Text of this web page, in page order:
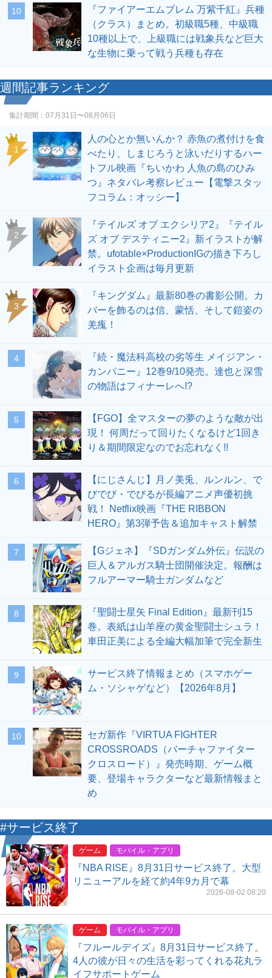
10
『ファイアーエムブレム 万紫千紅』兵種
（クラス）まとめ。初級職5種、中級職
10種以上で、上級職には戦象兵など巨大
な生物に乗って戦う兵種も存在
週間記事ランキング
集計期間： 07月31日〜08月06日
1
人の心とか無いんか？ 赤魚の煮付けを食
べたり、しまじろうと泳いだりするハー
トフル映画『ちいかわ 人魚の島のひみ
つ』ネタバレ考察レビュー【電撃スタッ
フコラム：オッシー】
2
『テイルズ オブ エクシリア2』『テイル
ズ オブ デスティニー2』新イラストが解
禁。ufotable×ProductionIGの描き下ろし
イラスト企画は毎月更新
3
『キングダム』最新80巻の書影公開。カ
バーを飾るのは信、蒙恬、そして鎧姿の
羌瘣！
4
『続・魔法科高校の劣等生 メイジアン・
カンパニー』12巻9/10発売。達也と深雪
の物語はフィナーレへ!?
5
【FGO】全マスターの夢のような敵が出
現！ 何周だって回りたくなるけど1回き
り＆期間限定なのでお忘れなく!!
6
【にじさんじ】月ノ美兎、ルンルン、で
びでび・でびるが長編アニメ声優初挑
戦！ Netflix映画『THE RIBBON
HERO』第3弾予告＆追加キャスト解禁
7
【Gジェネ】『SDガンダム外伝』伝説の
巨人＆アルガス騎士団開催決定。報酬は
フルアーマー騎士ガンダムなど
8
『聖闘士星矢 Final Edition』最新刊15
巻。表紙は山羊座の黄金聖闘士シュラ！
車田正美による全編大幅加筆で完全新生
9
サービス終了情報まとめ（スマホゲー
ム・ソシャゲなど）【2026年8月】
10
セガ新作『VIRTUA FIGHTER
CROSSROADS（バーチャファイター
クロスロード）』発売時期、ゲーム概
要、登場キャラクターなど最新情報まと
め
#サービス終了
ゲーム モバイル・アプリ
『NBA RISE』8月31日サービス終了。大型
リニューアルを経て約4年9カ月で幕
2026-08-02 08:20
ゲーム モバイル・アプリ
『フルールデイズ』8月31日サービス終了。
4人の彼が日々の生活を彩ってくれる花丸ラ
イフサポートゲーム